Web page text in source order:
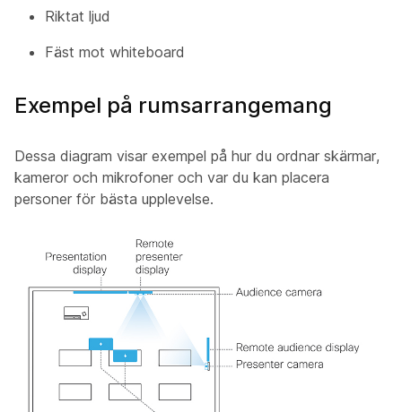
Riktat ljud
Fäst mot whiteboard
Exempel på rumsarrangemang
Dessa diagram visar exempel på hur du ordnar skärmar,
kameror och mikrofoner och var du kan placera
personer för bästa upplevelse.